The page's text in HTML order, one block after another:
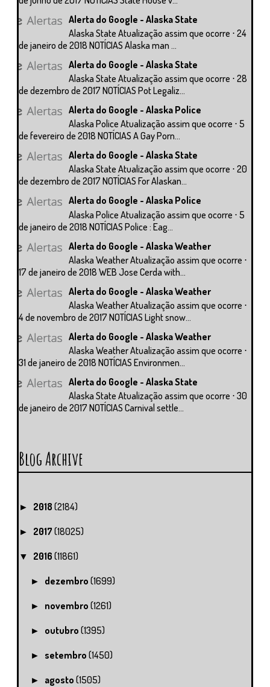
Alerta do Google - Alaska State
Alaska State Atualização assim que ocorre ⋅ 24
de janeiro de 2018 NOTÍCIAS Alaska man ...
Alerta do Google - Alaska State
Alaska State Atualização assim que ocorre ⋅ 28
de dezembro de 2017 NOTÍCIAS Pot Legaliz...
Alerta do Google - Alaska Police
Alaska Police Atualização assim que ocorre ⋅ 5
de fevereiro de 2018 NOTÍCIAS A Gay Porn...
Alerta do Google - Alaska State
Alaska State Atualização assim que ocorre ⋅ 20
de dezembro de 2017 NOTÍCIAS For Alaskan...
Alerta do Google - Alaska Police
Alaska Police Atualização assim que ocorre ⋅ 5
de janeiro de 2018 NOTÍCIAS Police : Eag...
Alerta do Google - Alaska Weather
Alaska Weather Atualização assim que ocorre ⋅
17 de janeiro de 2018 WEB Jose Cerda with...
Alerta do Google - Alaska Weather
Alaska Weather Atualização assim que ocorre ⋅
4 de novembro de 2017 NOTÍCIAS Light snow...
Alerta do Google - Alaska Weather
Alaska Weather Atualização assim que ocorre ⋅
31 de janeiro de 2018 NOTÍCIAS Environmen...
Alerta do Google - Alaska State
Alaska State Atualização assim que ocorre ⋅ 30
de janeiro de 2017 NOTÍCIAS Carnival settle...
Blog Archive
► 2018 (2184)
► 2017 (18025)
▼ 2016 (11861)
► dezembro(1699)
► novembro(1261)
► outubro(1395)
► setembro(1450)
► agosto(1505)